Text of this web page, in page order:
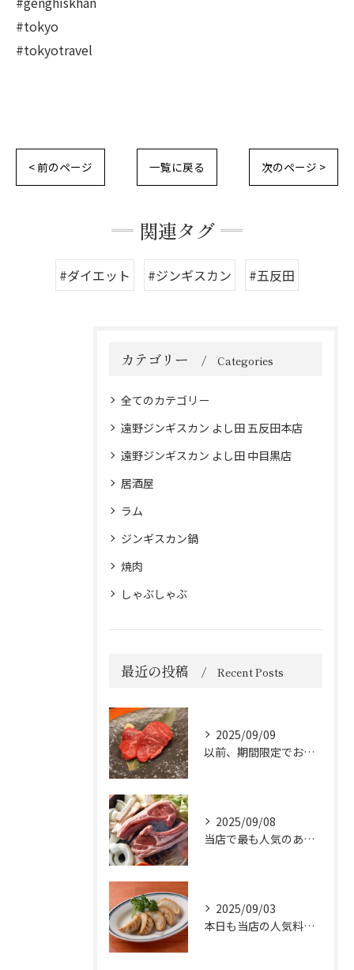
#tokyo
#tokyotravel
< 前のページ 一覧に戻る 次のページ >
関連タグ
#ダイエット #ジンギスカン #五反田
カテゴリー Categories
全てのカテゴリー
遠野ジンギスカン よし田 五反田本店
遠野ジンギスカン よし田 中目黒店
居酒屋
ラム
ジンギスカン鍋
焼肉
しゃぶしゃぶ
最近の投稿 Recent Posts
2025/09/09
以前、期間限定でお出ししていた「ラムのショートロイン」が大好...
2025/09/08
当店で最も人気のある「極コース」をご紹介いたします！
2025/09/03
本日も当店の人気料理「ラム揚げ餃子」を皆んなで包みました😁